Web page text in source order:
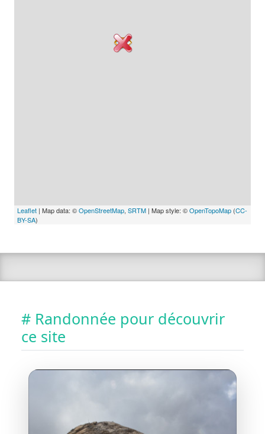
Leaflet | Map data: ©OpenStreetMap, SRTM | Map style: ©OpenTopoMap (CC-
BY-SA)
# Randonnée pour découvrir
ce site